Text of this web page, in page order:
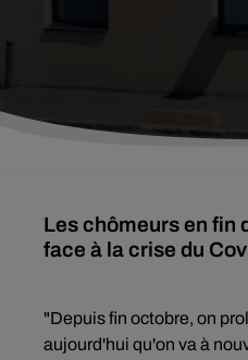
Les chômeurs en fin
face à la crise du
"Depuis fin octobre, on
aujourd'hui qu'on va à